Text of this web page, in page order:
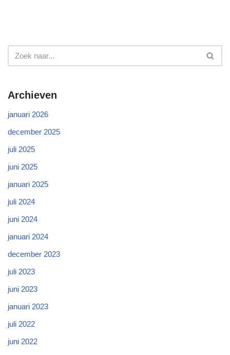
Archieven
januari 2026
december 2025
juli 2025
juni 2025
januari 2025
juli 2024
juni 2024
januari 2024
december 2023
juli 2023
juni 2023
januari 2023
juli 2022
juni 2022